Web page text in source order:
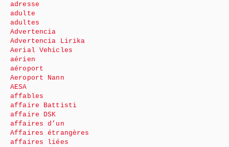
adresse
adulte
adultes
Advertencia
Advertencia Lirika
Aerial Vehicles
aérien
aéroport
Aeroport Nann
AESA
affables
affaire Battisti
affaire DSK
affaires d’un
Affaires étrangères
affaires liées